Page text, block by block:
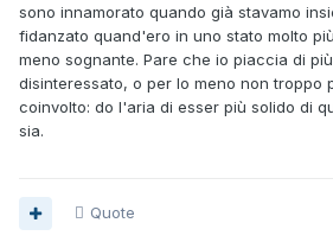
sono innamorato quando già stavamo
fidanzato quand'ero in uno stato molto
meno sognante. Pare che io piaccia di
disinteressato, o per lo meno non troppo
coinvolto: do l'aria di esser più solido di
sia.
Quote